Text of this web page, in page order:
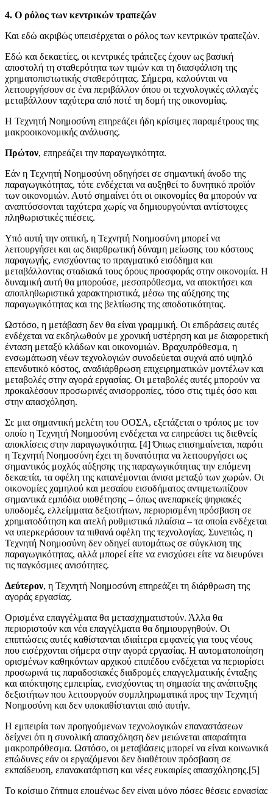
4. Ο ρόλος των κεντρικών τραπεζών
Και εδώ ακριβώς υπεισέρχεται ο ρόλος των κεντρικών τραπεζών.
Εδώ και δεκαετίες, οι κεντρικές τράπεζες έχουν ως βασική
αποστολή τη σταθερότητα των τιμών και τη διασφάλιση της
χρηματοπιστωτικής σταθερότητας. Σήμερα, καλούνται να
λειτουργήσουν σε ένα περιβάλλον όπου οι τεχνολογικές αλλαγές
μεταβάλλουν ταχύτερα από ποτέ τη δομή της οικονομίας.
Η Τεχνητή Νοημοσύνη επηρεάζει ήδη κρίσιμες παραμέτρους της
μακροοικονομικής ανάλυσης.
Πρώτον, επηρεάζει την παραγωγικότητα.
Εάν η Τεχνητή Νοημοσύνη οδηγήσει σε σημαντική άνοδο της
παραγωγικότητας, τότε ενδέχεται να αυξηθεί το δυνητικό προϊόν
των οικονομιών. Αυτό σημαίνει ότι οι οικονομίες θα μπορούν να
αναπτύσσονται ταχύτερα χωρίς να δημιουργούνται αντίστοιχες
πληθωριστικές πιέσεις.
Υπό αυτή την οπτική, η Τεχνητή Νοημοσύνη μπορεί να
λειτουργήσει και ως διαρθρωτική δύναμη μείωσης του κόστους
παραγωγής, ενισχύοντας το πραγματικό εισόδημα και
μεταβάλλοντας σταδιακά τους όρους προσφοράς στην οικονομία. Η
δυναμική αυτή θα μπορούσε, μεσοπρόθεσμα, να αποκτήσει και
αποπληθωριστικά χαρακτηριστικά, μέσω της αύξησης της
παραγωγικότητας και της βελτίωσης της αποδοτικότητας.
Ωστόσο, η μετάβαση δεν θα είναι γραμμική. Οι επιδράσεις αυτές
ενδέχεται να εκδηλωθούν με χρονική υστέρηση και με διαφορετική
ένταση μεταξύ κλάδων και οικονομιών. Βραχυπρόθεσμα, η
ενσωμάτωση νέων τεχνολογιών συνοδεύεται συχνά από υψηλό
επενδυτικό κόστος, αναδιάρθρωση επιχειρηματικών μοντέλων και
μεταβολές στην αγορά εργασίας. Οι μεταβολές αυτές μπορούν να
προκαλέσουν προσωρινές ανισορροπίες, τόσο στις τιμές όσο και
στην απασχόληση.
Σε μια σημαντική μελέτη του ΟΟΣΑ, εξετάζεται ο τρόπος με τον
οποίο η Τεχνητή Νοημοσύνη ενδέχεται να επηρεάσει τις διεθνείς
αποκλίσεις στην παραγωγικότητα. [4] Όπως επισημαίνεται, παρότι
η Τεχνητή Νοημοσύνη έχει τη δυνατότητα να λειτουργήσει ως
σημαντικός μοχλός αύξησης της παραγωγικότητας την επόμενη
δεκαετία, τα οφέλη της κατανέμονται άνισα μεταξύ των χωρών. Οι
οικονομίες χαμηλού και μεσαίου εισοδήματος αντιμετωπίζουν
σημαντικά εμπόδια υιοθέτησης – όπως ανεπαρκείς ψηφιακές
υποδομές, ελλείμματα δεξιοτήτων, περιορισμένη πρόσβαση σε
χρηματοδότηση και ατελή ρυθμιστικά πλαίσια – τα οποία ενδέχεται
να υπερκεράσουν τα πιθανά οφέλη της τεχνολογίας. Συνεπώς, η
Τεχνητή Νοημοσύνη δεν οδηγεί αυτομάτως σε σύγκλιση της
παραγωγικότητας, αλλά μπορεί είτε να ενισχύσει είτε να διευρύνει
τις παγκόσμιες ανισότητες.
Δεύτερον, η Τεχνητή Νοημοσύνη επηρεάζει τη διάρθρωση της
αγοράς εργασίας.
Ορισμένα επαγγέλματα θα μετασχηματιστούν. Άλλα θα
περιοριστούν και νέα επαγγέλματα θα δημιουργηθούν. Οι
επιπτώσεις αυτές καθίστανται ιδιαίτερα εμφανείς για τους νέους
που εισέρχονται σήμερα στην αγορά εργασίας. Η αυτοματοποίηση
ορισμένων καθηκόντων αρχικού επιπέδου ενδέχεται να περιορίσει
προσωρινά τις παραδοσιακές διαδρομές επαγγελματικής ένταξης
και απόκτησης εμπειρίας, ενισχύοντας τη σημασία της ανάπτυξης
δεξιοτήτων που λειτουργούν συμπληρωματικά προς την Τεχνητή
Νοημοσύνη και δεν υποκαθίστανται από αυτήν.
Η εμπειρία των προηγούμενων τεχνολογικών επαναστάσεων
δείχνει ότι η συνολική απασχόληση δεν μειώνεται απαραίτητα
μακροπρόθεσμα. Ωστόσο, οι μεταβάσεις μπορεί να είναι κοινωνικά
επώδυνες εάν οι εργαζόμενοι δεν διαθέτουν πρόσβαση σε
εκπαίδευση, επανακατάρτιση και νέες ευκαιρίες απασχόλησης.[5]
Το κρίσιμο ζήτημα επομένως δεν είναι μόνο πόσες θέσεις εργασίας